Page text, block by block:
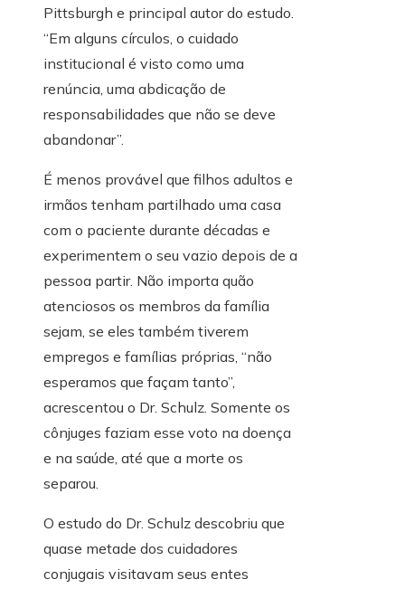
Pittsburgh e principal autor do estudo.
“Em alguns círculos, o cuidado
institucional é visto como uma
renúncia, uma abdicação de
responsabilidades que não se deve
abandonar”.
É menos provável que filhos adultos e
irmãos tenham partilhado uma casa
com o paciente durante décadas e
experimentem o seu vazio depois de a
pessoa partir. Não importa quão
atenciosos os membros da família
sejam, se eles também tiverem
empregos e famílias próprias, “não
esperamos que façam tanto”,
acrescentou o Dr. Schulz. Somente os
cônjuges faziam esse voto na doença
e na saúde, até que a morte os
separou.
O estudo do Dr. Schulz descobriu que
quase metade dos cuidadores
conjugais visitavam seus entes